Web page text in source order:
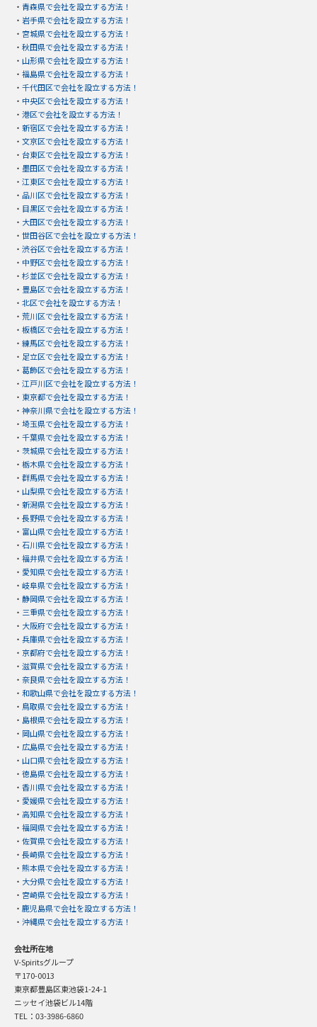
・ 青森県で会社を設立する方法！
・ 岩手県で会社を設立する方法！
・ 宮城県で会社を設立する方法！
・ 秋田県で会社を設立する方法！
・ 山形県で会社を設立する方法！
・ 福島県で会社を設立する方法！
・ 千代田区で会社を設立する方法！
・ 中央区で会社を設立する方法！
・ 港区で会社を設立する方法！
・ 新宿区で会社を設立する方法！
・ 文京区で会社を設立する方法！
・ 台東区で会社を設立する方法！
・ 墨田区で会社を設立する方法！
・ 江東区で会社を設立する方法！
・ 品川区で会社を設立する方法！
・ 目黒区で会社を設立する方法！
・ 大田区で会社を設立する方法！
・ 世田谷区で会社を設立する方法！
・ 渋谷区で会社を設立する方法！
・ 中野区で会社を設立する方法！
・ 杉並区で会社を設立する方法！
・ 豊島区で会社を設立する方法！
・ 北区で会社を設立する方法！
・ 荒川区で会社を設立する方法！
・ 板橋区で会社を設立する方法！
・ 練馬区で会社を設立する方法！
・ 足立区で会社を設立する方法！
・ 葛飾区で会社を設立する方法！
・ 江戸川区で会社を設立する方法！
・ 東京都で会社を設立する方法！
・ 神奈川県で会社を設立する方法！
・ 埼玉県で会社を設立する方法！
・ 千葉県で会社を設立する方法！
・ 茨城県で会社を設立する方法！
・ 栃木県で会社を設立する方法！
・ 群馬県で会社を設立する方法！
・ 山梨県で会社を設立する方法！
・ 新潟県で会社を設立する方法！
・ 長野県で会社を設立する方法！
・ 富山県で会社を設立する方法！
・ 石川県で会社を設立する方法！
・ 福井県で会社を設立する方法！
・ 愛知県で会社を設立する方法！
・ 岐阜県で会社を設立する方法！
・ 静岡県で会社を設立する方法！
・ 三重県で会社を設立する方法！
・ 大阪府で会社を設立する方法！
・ 兵庫県で会社を設立する方法！
・ 京都府で会社を設立する方法！
・ 滋賀県で会社を設立する方法！
・ 奈良県で会社を設立する方法！
・ 和歌山県で会社を設立する方法！
・ 鳥取県で会社を設立する方法！
・ 島根県で会社を設立する方法！
・ 岡山県で会社を設立する方法！
・ 広島県で会社を設立する方法！
・ 山口県で会社を設立する方法！
・ 徳島県で会社を設立する方法！
・ 香川県で会社を設立する方法！
・ 愛媛県で会社を設立する方法！
・ 高知県で会社を設立する方法！
・ 福岡県で会社を設立する方法！
・ 佐賀県で会社を設立する方法！
・ 長崎県で会社を設立する方法！
・ 熊本県で会社を設立する方法！
・ 大分県で会社を設立する方法！
・ 宮崎県で会社を設立する方法！
・ 鹿児島県で会社を設立する方法！
・ 沖縄県で会社を設立する方法！
会社所在地
V-Spiritsグループ
〒170-0013
東京都豊島区東池袋1-24-1
ニッセイ池袋ビル14階
TEL：03-3986-6860